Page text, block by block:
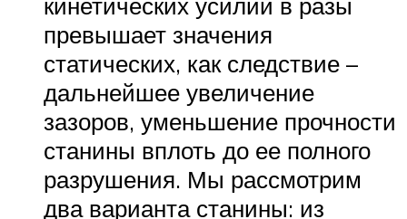
превышает значения
статических, как следствие ­–
дальнейшее увеличение
зазоров, уменьшение прочности
станины вплоть до ее полного
разрушения. Мы рассмотрим
два варианта станины: из